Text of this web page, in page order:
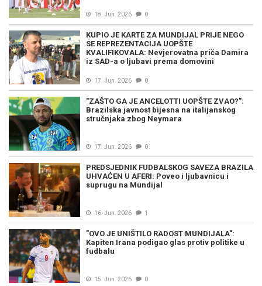
18. Jun. 2026 0
KUPIO JE KARTE ZA MUNDIJAL PRIJE NEGO
SE REPREZENTACIJA UOPŠTE
KVALIFIKOVALA: Nevjerovatna priča Damira
iz SAD-a o ljubavi prema domovini
17. Jun. 2026 0
"ZAŠTO GA JE ANCELOTTI UOPŠTE ZVAO?":
Brazilska javnost bijesna na italijanskog
stručnjaka zbog Neymara
17. Jun. 2026 0
PREDSJEDNIK FUDBALSKOG SAVEZA BRAZILA
UHVAĆEN U AFERI: Poveo i ljubavnicu i
suprugu na Mundijal
16. Jun. 2026 1
"OVO JE UNIŠTILO RADOST MUNDIJALA":
Kapiten Irana podigao glas protiv politike u
fudbalu
15. Jun. 2026 0